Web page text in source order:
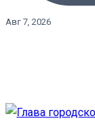
Авг 7, 2026